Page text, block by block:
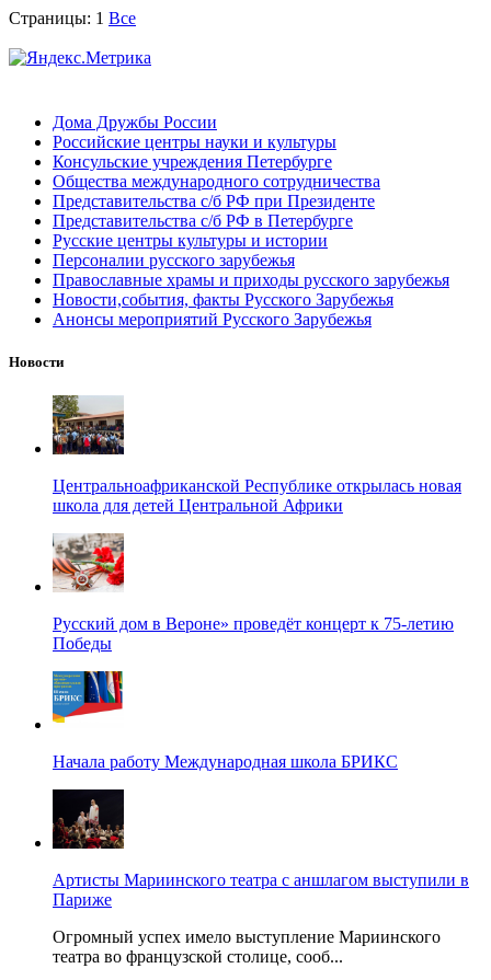
Страницы: 1 Все
Дома Дружбы России
Российские центры науки и культуры
Консульские учреждения Петербурге
Общества международного сотрудничества
Представительства с/б РФ при Президенте
Представительства с/б РФ в Петербурге
Русские центры культуры и истории
Персоналии русского зарубежья
Православные храмы и приходы русского зарубежья
Новости,события, факты Русского Зарубежья
Анонсы мероприятий Русского Зарубежья
Новости
Центральноафриканской Республике открылась новая
школа для детей Центральной Африки
Русский дом в Вероне» проведёт концерт к 75-летию
Победы
Начала работу Международная школа БРИКС
Артисты Мариинского театра с аншлагом выступили в
Париже
Огромный успех имело выступление Мариинского
театра во французской столице, сооб...